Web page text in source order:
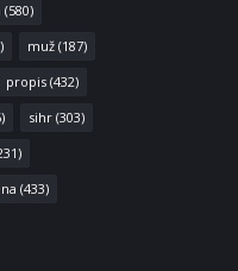
(580)
muž(187)
propis(432)
sihr(303)
(433)